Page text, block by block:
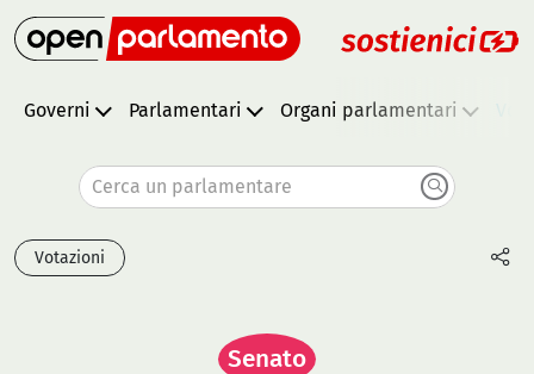
Governi Parlamentari Organi parlamentari
Cerca un parlamentare
Votazioni
Senato